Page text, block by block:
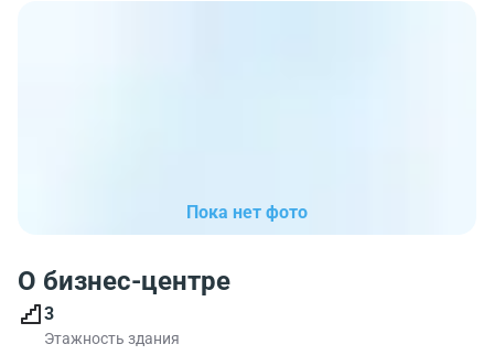
Пока нет фото
О бизнес-центре
3
Этажность здания